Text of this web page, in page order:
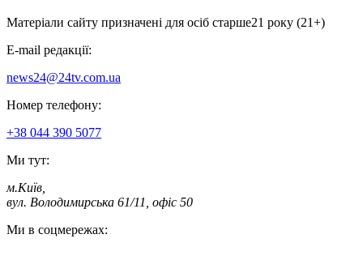
Матеріали сайту призначені для осіб старше21 року (21+)
E-mail редакції:
news24@24tv.com.ua
Номер телефону:
+38 044 390 5077
Ми тут:
м.Київ,
вул. Володимирська 61/11, офіс 50
Ми в соцмережах: